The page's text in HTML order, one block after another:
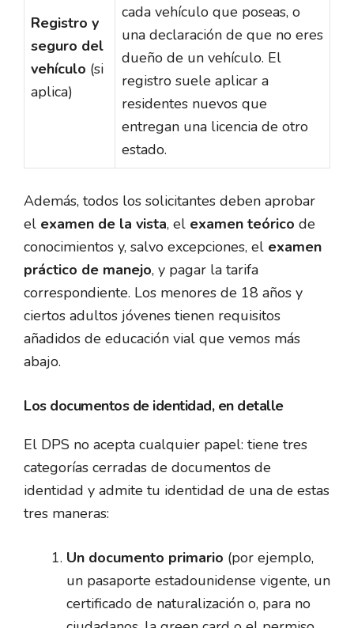
Registro y
seguro del
vehículo (si
aplica)
cada vehículo que poseas, o
una declaración de que no eres
dueño de un vehículo. El
registro suele aplicar a
residentes nuevos que
entregan una licencia de otro
estado.
Además, todos los solicitantes deben aprobar
el examen de la vista, el examen teórico de
conocimientos y, salvo excepciones, el examen
práctico de manejo, y pagar la tarifa
correspondiente. Los menores de 18 años y
ciertos adultos jóvenes tienen requisitos
añadidos de educación vial que vemos más
abajo.
Los documentos de identidad, en detalle
El DPS no acepta cualquier papel: tiene tres
categorías cerradas de documentos de
identidad y admite tu identidad de una de estas
tres maneras:
Un documento primario (por ejemplo,
un pasaporte estadounidense vigente, un
certificado de naturalización o, para no